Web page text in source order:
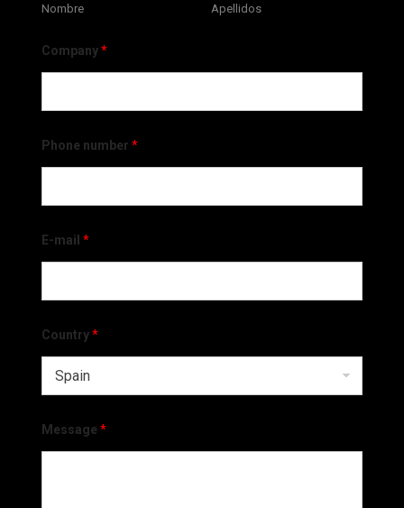
Nombre Apellidos
Company*
Phone number *
E-mail *
Country*
Message *